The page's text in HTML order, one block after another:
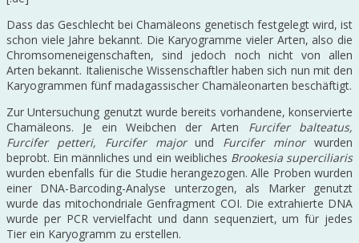
Dass das Geschlecht bei Chamäleons genetisch festgelegt wird, ist
schon viele Jahre bekannt. Die Karyogramme vieler Arten, also die
Chromsomeneigenschaften, sind jedoch noch nicht von allen
Arten bekannt. Italienische Wissenschaftler haben sich nun mit den
Karyogrammen fünf madagassischer Chamäleonarten beschäftigt.
Zur Untersuchung genutzt wurde bereits vorhandene, konservierte
Chamäleons. Je ein Weibchen der Arten Furcifer balteatus,
Furcifer petteri, Furcifer majorund Furcifer minorwurden
beprobt. Ein männliches und ein weibliches Brookesia superciliaris
wurden ebenfalls für die Studie herangezogen. Alle Proben wurden
einer DNA-Barcoding-Analyse unterzogen, als Marker genutzt
wurde das mitochondriale Genfragment COI. Die extrahierte DNA
wurde per PCR vervielfacht und dann sequenziert, um für jedes
Tier ein Karyogramm zu erstellen.